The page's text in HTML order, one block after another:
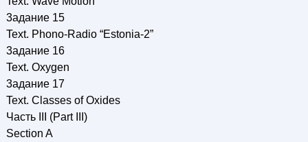
3аданиe 15
Text. Phono-Radio “Estonia-2”
3аданиe 16
Text. Oxygen
3аданиe 17
Text. Classes of Oxides
Часть III (Part III)
Section A